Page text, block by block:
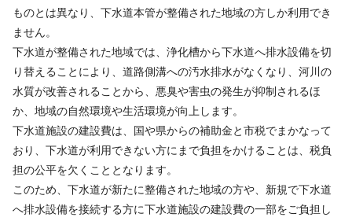
ものとは異なり、下水道本管が整備された地域の方しか利用でき
ません。
下水道が整備された地域では、浄化槽から下水道へ排水設備を切
り替えることにより、道路側溝への汚水排水がなくなり、河川の
水質が改善されることから、悪臭や害虫の発生が抑制されるほ
か、地域の自然環境や生活環境が向上します。
下水道施設の建設費は、国や県からの補助金と市税でまかなって
おり、下水道が利用できない方にまで負担をかけることは、税負
担の公平を欠くこととなります。
このため、下水道が新たに整備された地域の方や、新規で下水道
へ排水設備を接続する方に下水道施設の建設費の一部をご負担し